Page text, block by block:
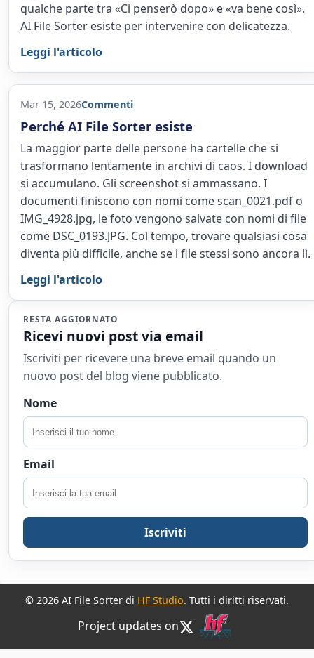
qualche parte tra «Ci penserò dopo» e «va bene così».
AI File Sorter esiste per intervenire con delicatezza.
Leggi l'articolo
Mar 15, 2026Commenti
Perché AI File Sorter esiste
La maggior parte delle persone ha cartelle che si
trasformano lentamente in archivi di caos. I download
si accumulano. Gli screenshot si ammassano. I
documenti finiscono con nomi come scan_0021.pdf o
IMG_4928.jpg, le foto vengono salvate con nomi di file
come DSC_0193.JPG. Col tempo, trovare qualsiasi cosa
diventa più difficile, anche se i file stessi sono ancora lì.
Leggi l'articolo
RESTA AGGIORNATO
Ricevi nuovi post via email
Iscriviti per ricevere una breve email quando un
nuovo post del blog viene pubblicato.
Nome
Email
Iscriviti
© 2026 AI File Sorter di HF Studio. Tutti i diritti riservati.
Project updates on